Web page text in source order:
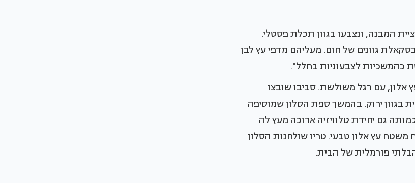
המבנה, ונצבעו בגוון תכלת פסטלי.
גוונים של חום. מעליהם מדפי עץ לבן
כהמשכיות לצבעוניות בחלל".
אלון, עם רגל משולשת. סביבו שובצו
בגוון ירוק. בהמשך ספת הסלון שמוסיפה
גם יחידת טלוויזיה ארוכה מעץ לה
משטח עץ אלון טבעי. טריו שולחנות הסלון
פורמלית של הבית.